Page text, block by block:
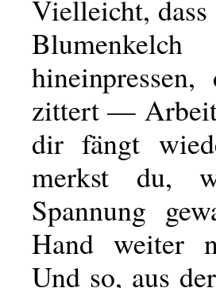
Vielleicht, dass
zittert —
dir fängt
merkst du,
Spannung
Hand weiter
Und so, aus